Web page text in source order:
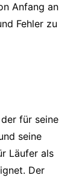
Anfang an
Fehler zu
für seine
seine
Läufer als
Der